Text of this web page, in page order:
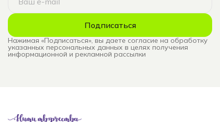
Подписаться
Нажимая «Подписаться», вы даете согласие на обработку
указанных персональных данных в целях получения
информационной и рекламной рассылки